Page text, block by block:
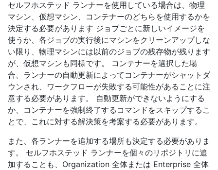
セルフホステッド ランナーを使用している場合は、物理
マシン、仮想マシン、コンテナーのどちらを使用するかを
決定する必要があります ジョブごとに新しいイメージを
使うか、各ジョブの実行後にマシンをクリーンアップしな
い限り、物理マシンには以前のジョブの残存物が残ります
が、仮想マシンも同様です。 コンテナーを選択した場
合、ランナーの自動更新によってコンテナーがシャットダ
ウンされ、ワークフローが失敗する可能性があることに注
意する必要があります。 自動更新ができないようにする
か、コンテナーを強制終了するコマンドをスキップするこ
とで、これに対する解決策を考案する必要があります。
また、各ランナーを追加する場所も決定する必要がありま
す。 セルフホステッド ランナーを個々のリポジトリに追
加することも、Organization 全体または Enterprise 全体